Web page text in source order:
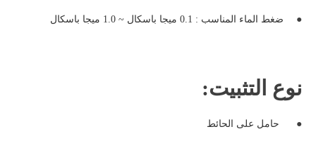
● ضغط الماء المناسب : 0.1 ميجا باسكال ~ 1.0 ميجا باسكال
نوع التثبيت:
● حامل على الحائط